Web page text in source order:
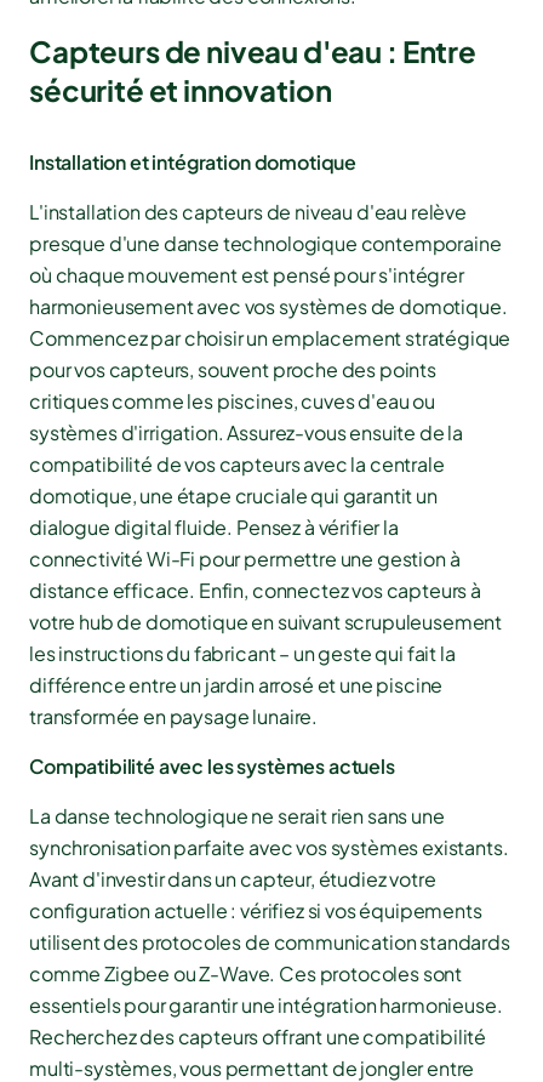
Capteurs de niveau d'eau : Entre
sécurité et innovation
Installation et intégration domotique
L'installation des capteurs de niveau d'eau relève
presque d'une danse technologique contemporaine
où chaque mouvement est pensé pour s'intégrer
harmonieusement avec vos systèmes de domotique.
Commencez par choisir un emplacement stratégique
pour vos capteurs, souvent proche des points
critiques comme les piscines, cuves d'eau ou
systèmes d'irrigation. Assurez-vous ensuite de la
compatibilité de vos capteurs avec la centrale
domotique, une étape cruciale qui garantit un
dialogue digital fluide. Pensez à vérifier la
connectivité Wi-Fi pour permettre une gestion à
distance efficace. Enfin, connectez vos capteurs à
votre hub de domotique en suivant scrupuleusement
les instructions du fabricant – un geste qui fait la
différence entre un jardin arrosé et une piscine
transformée en paysage lunaire.
Compatibilité avec les systèmes actuels
La danse technologique ne serait rien sans une
synchronisation parfaite avec vos systèmes existants.
Avant d'investir dans un capteur, étudiez votre
configuration actuelle : vérifiez si vos équipements
utilisent des protocoles de communication standards
comme Zigbee ou Z-Wave. Ces protocoles sont
essentiels pour garantir une intégration harmonieuse.
Recherchez des capteurs offrant une compatibilité
multi-systèmes, vous permettant de jongler entre